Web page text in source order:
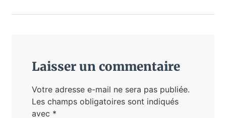
Laisser un commentaire
Votre adresse e-mail ne sera pas publiée.
Les champs obligatoires sont indiqués
avec *